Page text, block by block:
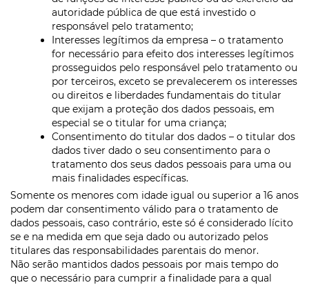
autoridade pública de que está investido o
responsável pelo tratamento;
Interesses legítimos da empresa – o tratamento
for necessário para efeito dos interesses legítimos
prosseguidos pelo responsável pelo tratamento ou
por terceiros, exceto se prevalecerem os interesses
ou direitos e liberdades fundamentais do titular
que exijam a proteção dos dados pessoais, em
especial se o titular for uma criança;
Consentimento do titular dos dados – o titular dos
dados tiver dado o seu consentimento para o
tratamento dos seus dados pessoais para uma ou
mais finalidades específicas.
Somente os menores com idade igual ou superior a 16 anos
podem dar consentimento válido para o tratamento de
dados pessoais, caso contrário, este só é considerado lícito
se e na medida em que seja dado ou autorizado pelos
titulares das responsabilidades parentais do menor.
Não serão mantidos dados pessoais por mais tempo do
que o necessário para cumprir a finalidade para a qual